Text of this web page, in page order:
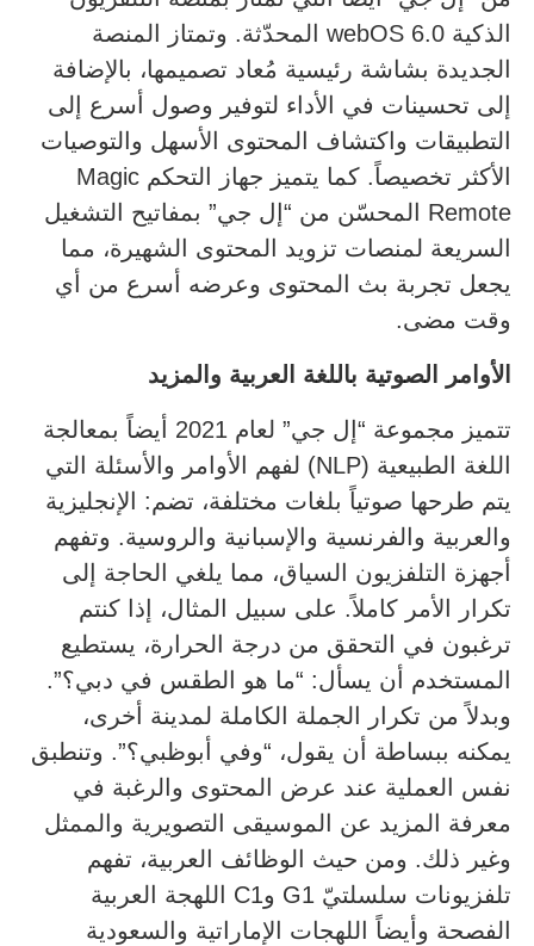
الذكية webOS 6.0 المحدّثة. وتمتاز المنصة
الجديدة بشاشة رئيسية مُعاد تصميمها، بالإضافة
إلى تحسينات في الأداء لتوفير وصول أسرع إلى
التطبيقات واكتشاف المحتوى الأسهل والتوصيات
الأكثر تخصيصاً. كما يتميز جهاز التحكم Magic
Remote المحسّن من “إل جي” بمفاتيح التشغيل
السريعة لمنصات تزويد المحتوى الشهيرة، مما
يجعل تجربة بث المحتوى وعرضه أسرع من أي
وقت مضى.
الأوامر الصوتية باللغة العربية والمزيد
تتميز مجموعة “إل جي” لعام 2021 أيضاً بمعالجة
اللغة الطبيعية (NLP) لفهم الأوامر والأسئلة التي
يتم طرحها صوتياً بلغات مختلفة، تضم: الإنجليزية
والعربية والفرنسية والإسبانية والروسية. وتفهم
أجهزة التلفزيون السياق، مما يلغي الحاجة إلى
تكرار الأمر كاملاً. على سبيل المثال، إذا كنتم
ترغبون في التحقق من درجة الحرارة، يستطيع
المستخدم أن يسأل: “ما هو الطقس في دبي؟”.
وبدلاً من تكرار الجملة الكاملة لمدينة أخرى،
يمكنه ببساطة أن يقول، “وفي أبوظبي؟”. وتنطبق
نفس العملية عند عرض المحتوى والرغبة في
معرفة المزيد عن الموسيقى التصويرية والممثل
وغير ذلك. ومن حيث الوظائف العربية، تفهم
تلفزيونات سلسلتيّ G1 وC1 اللهجة العربية
الفصحة وأيضاً اللهجات الإماراتية والسعودية